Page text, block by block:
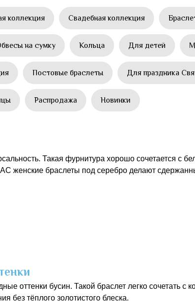
коллекция Свадебная коллекция
на сумку Кольца Для детей
Постовые браслеты Для праздника
Распродажа Новинки
Такая фурнитура хорошо сочетается с
женские браслеты под серебро делают
оттенки бусин. Такой браслет легко сочетать с
без тёплого золотистого блеска.